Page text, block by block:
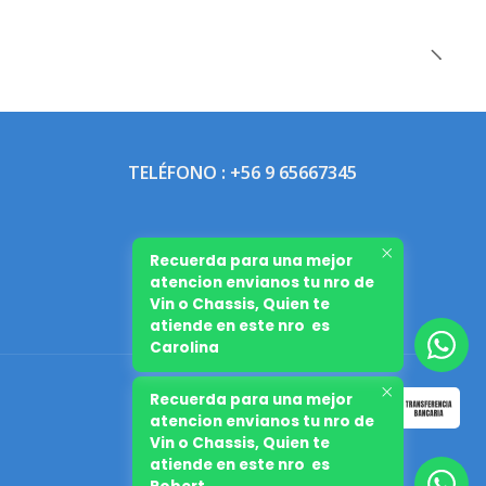
TELÉFONO : +56 9 65667345
Recuerda para una mejor
atencion envianos tu nro de
Vin o Chassis, Quien te
atiende en este nro es
Recuerda para una mejor
atencion envianos tu nro de
Vin o Chassis, Quien te
atiende en este nro es
Carolina